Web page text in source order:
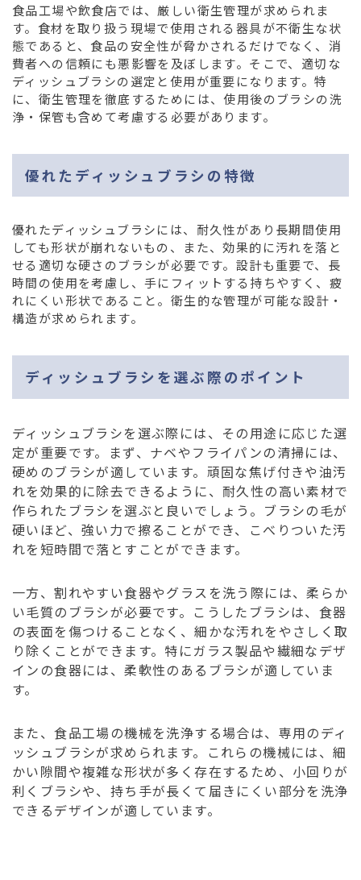
食品工場や飲食店では、厳しい衛生管理が求められま
す。食材を取り扱う現場で使用される器具が不衛生な状
態であると、食品の安全性が脅かされるだけでなく、消
費者への信頼にも悪影響を及ぼします。そこで、適切な
ディッシュブラシの選定と使用が重要になります。特
に、衛生管理を徹底するためには、使用後のブラシの洗
浄・保管も含めて考慮する必要があります。
優れたディッシュブラシの特徴
優れたディッシュブラシには、耐久性があり長期間使用
しても形状が崩れないもの、また、効果的に汚れを落と
せる適切な硬さのブラシが必要です。設計も重要で、長
時間の使用を考慮し、手にフィットする持ちやすく、疲
れにくい形状であること。衛生的な管理が可能な設計・
構造が求められます。
ディッシュブラシを選ぶ際のポイント
ディッシュブラシを選ぶ際には、その用途に応じた選
定が重要です。まず、ナベやフライパンの清掃には、
硬めのブラシが適しています。頑固な焦げ付きや油汚
れを効果的に除去できるように、耐久性の高い素材で
作られたブラシを選ぶと良いでしょう。ブラシの毛が
硬いほど、強い力で擦ることができ、こべりついた汚
れを短時間で落とすことができます。
一方、割れやすい食器やグラスを洗う際には、柔らか
い毛質のブラシが必要です。こうしたブラシは、食器
の表面を傷つけることなく、細かな汚れをやさしく取
り除くことができます。特にガラス製品や繊細なデザ
インの食器には、柔軟性のあるブラシが適していま
す。
また、食品工場の機械を洗浄する場合は、専用のディ
ッシュブラシが求められます。これらの機械には、細
かい隙間や複雑な形状が多く存在するため、小回りが
利くブラシや、持ち手が長くて届きにくい部分を洗浄
できるデザインが適しています。